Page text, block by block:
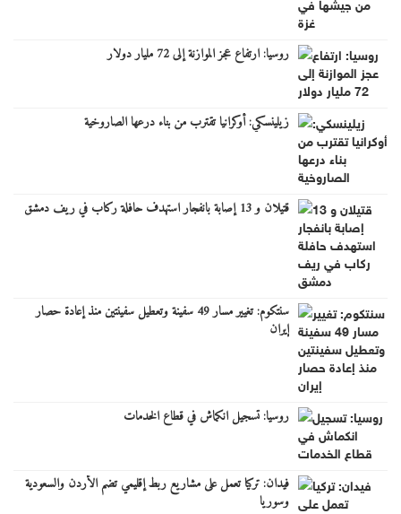
روسيا: ارتفاع عجز الموازنة إلى 72 مليار دولار
زيلينسكي: أوكرانيا تقترب من بناء درعها الصاروخية
قتيلان و 13 إصابة بانفجار استهدف حافلة ركاب في ريف دمشق
سنتكوم: تغيير مسار 49 سفينة وتعطيل سفينتين منذ إعادة حصار
إيران
روسيا: تسجيل انكماش في قطاع الخدمات
فيدان: تركيا تعمل على مشاريع ربط إقليمي تضم الأردن والسعودية
وسوريا